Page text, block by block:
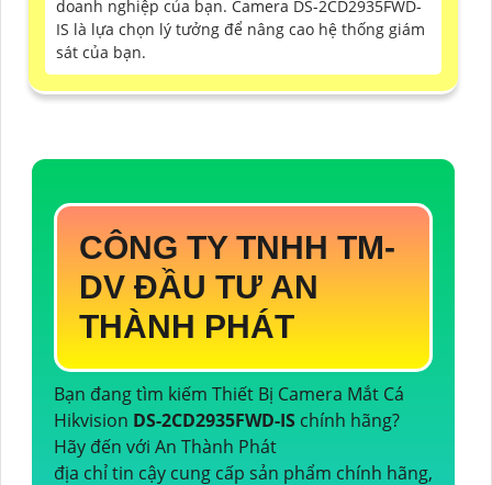
doanh nghiệp của bạn. Camera DS-2CD2935FWD-
IS là lựa chọn lý tưởng để nâng cao hệ thống giám
sát của bạn.
CÔNG TY TNHH TM-
DV ĐẦU TƯ AN
THÀNH PHÁT
Bạn đang tìm kiếm Thiết Bị Camera Mắt Cá
Hikvision DS-2CD2935FWD-IS chính hãng?
Hãy đến với An Thành Phát
địa chỉ tin cậy cung cấp sản phẩm chính hãng,